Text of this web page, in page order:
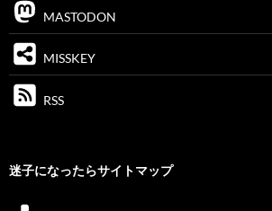
MASTODON
MISSKEY
RSS
迷子になったらサイトマップ